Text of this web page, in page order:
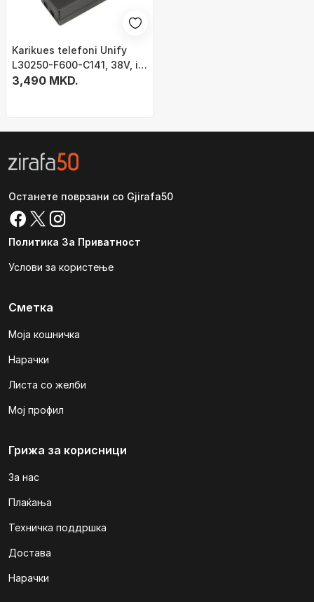
Karikues telefoni Unify
L30250-F600-C141, 38V, i
zi
3,490 MKD.
Останете поврзани со Gjirafa50
Политика За Приватност
Услови за користење
Сметка
Моја кошничка
Нарачки
Листа со желби
Мој профил
Грижа за корисници
За нас
Плаќања
Техничка поддршка
Достава
Нарачки